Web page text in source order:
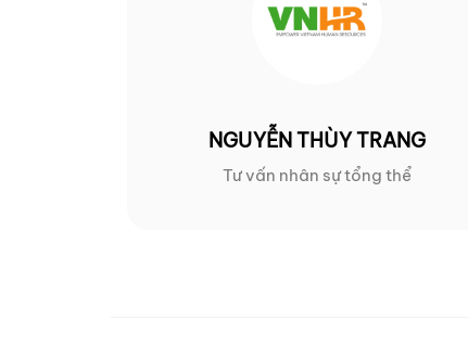
NGUYỄN THÙY TRANG
Tư vấn nhân sự tổng thể